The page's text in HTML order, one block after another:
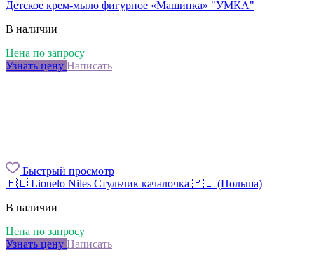
Детское крем-мыло фигурное «Машинка» "УМКА"
В наличии
Цена по запросу
Узнать цену Написать
Быстрый просмотр
🇵🇱 Lionelo Niles Стульчик качалочка 🇵🇱 (Польша)
В наличии
Цена по запросу
Узнать цену Написать